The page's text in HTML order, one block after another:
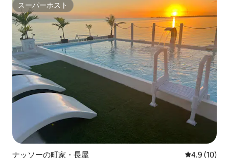
スーパーホスト
スーパーホスト
ナッソーの町家・長屋 レビュー10
4.9 (10)